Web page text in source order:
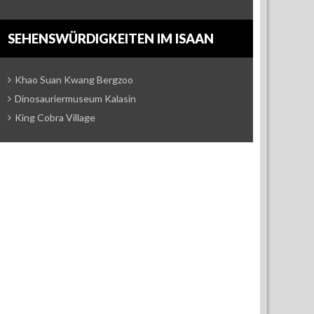
SEHENSWÜRDIGKEITEN IM ISAAN
Khao Suan Kwang Bergzoo
Dinosauriermuseum Kalasin
King Cobra Village